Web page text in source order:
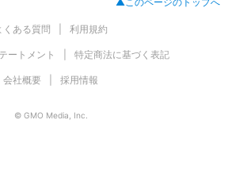
くある質問 利用規約
ートメント 特定商法に基づく表記
会社概要 採用情報
© GMO Media, Inc.